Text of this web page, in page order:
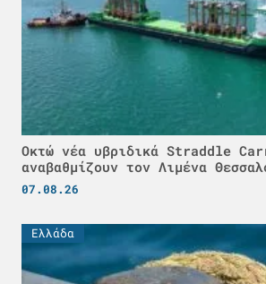
Οκτώ νέα υβριδικά Straddle
αναβαθμίζουν τον Λιμένα
07.08.26
Ελλάδα